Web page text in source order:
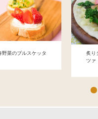
野菜のブルスケッタ
炙り
ツァ